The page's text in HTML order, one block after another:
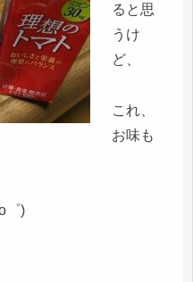
ると思
うけ
ど、
これ、
お味も
゜)